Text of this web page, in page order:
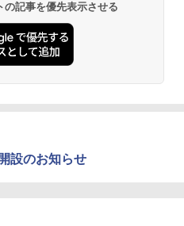
記事を優先表示させる
設のお知らせ